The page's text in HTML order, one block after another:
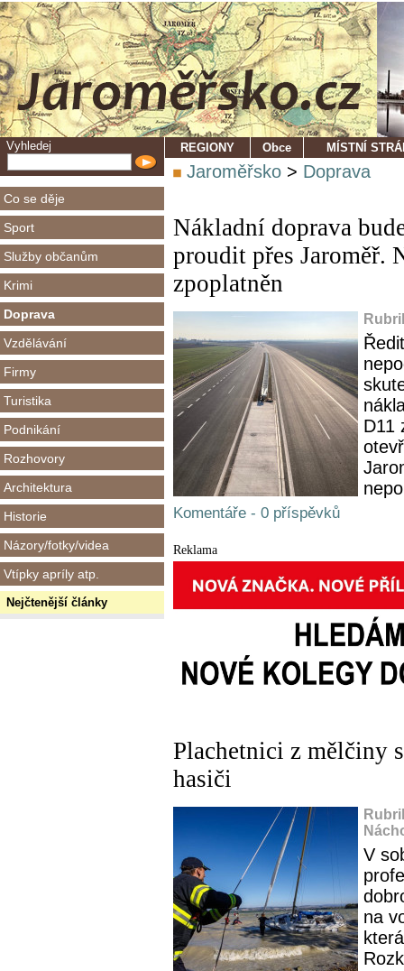
Vyhledej
Co se děje
Sport
Služby občanům
Krimi
Doprava
Vzdělávání
Firmy
Turistika
Podnikání
Rozhovory
Architektura
Historie
Názory/fotky/videa
Vtípky apríly atp.
Nejčtenější články
REGIONY Obce MÍSTNÍ
Jaroměřsko > Doprava
Nákladní doprava
proudit přes Jaroměř.
zpoplatněn
D11
Komentáře - 0 příspěvků
Reklama
Plachetnici z mělčiny
hasiči
V
na